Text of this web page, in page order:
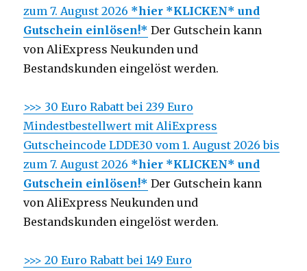
zum 7. August 2026 *hier *KLICKEN* und
Gutschein einlösen!* Der Gutschein kann
von AliExpress Neukunden und
Bestandskunden eingelöst werden.
>>> 30 Euro Rabatt bei 239 Euro
Mindestbestellwert mit AliExpress
Gutscheincode LDDE30 vom 1. August 2026 bis
zum 7. August 2026 *hier *KLICKEN* und
Gutschein einlösen!* Der Gutschein kann
von AliExpress Neukunden und
Bestandskunden eingelöst werden.
>>> 20 Euro Rabatt bei 149 Euro